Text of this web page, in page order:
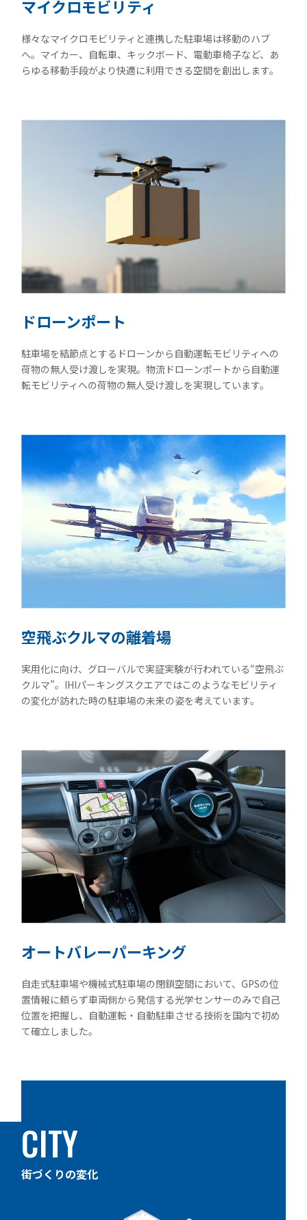
マイクロモビリティ
様々なマイクロモビリティと連携した駐車場は移動のハブ
へ。マイカー、自転車、キックボード、電動車椅子など、あ
らゆる移動手段がより快適に利用できる空間を創出します。
ドローンポート
駐車場を結節点とするドローンから自動運転モビリティへの
荷物の無人受け渡しを実現。物流ドローンポートから自動運
転モビリティへの荷物の無人受け渡しを実現しています。
空飛ぶクルマの離着場
実用化に向け、グローバルで実証実験が行われている“空飛ぶ
クルマ”。IHIパーキングスクエアではこのようなモビリティ
の変化が訪れた時の駐車場の未来の姿を考えています。
オートバレーパーキング
自走式駐車場や機械式駐車場の閉鎖空間において、GPSの位
置情報に頼らず車両側から発信する光学センサーのみで自己
位置を把握し、自動運転・自動駐車させる技術を国内で初め
て確立しました。
CITY
街づくりの変化